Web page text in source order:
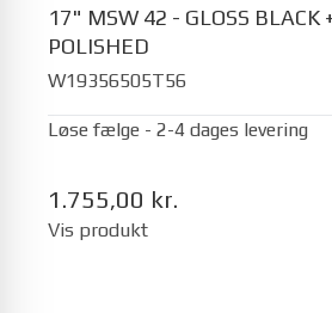
17" MSW 42 - GLOSS BLACK
POLISHED
W19356505T56
Løse fælge - 2-4 dages levering
1.755,00 kr.
Vis produkt